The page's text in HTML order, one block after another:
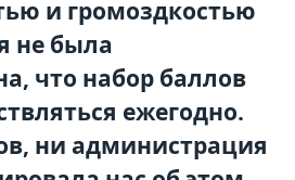
и громоздкостью
не была
что набор баллов
ежегодно.
ни администрация